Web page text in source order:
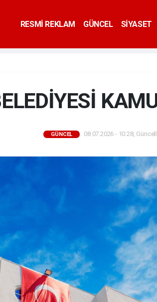
RESMİ REKLAM GÜNCEL SİYASET
GÜNCEL 08.07.2026 - 10:28,